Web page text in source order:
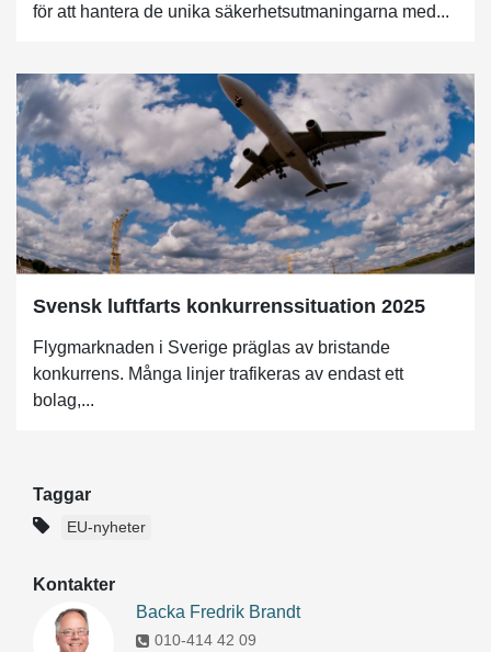
för att hantera de unika säkerhetsutmaningarna med...
Svensk luftfarts konkurrenssituation 2025
Flygmarknaden i Sverige präglas av bristande
konkurrens. Många linjer trafikeras av endast ett
bolag,...
Taggar
EU-nyheter
Kontakter
Backa Fredrik Brandt
010-414 42 09